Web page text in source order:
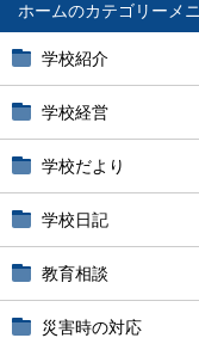
ホーム
学校紹介
学校経営
学校だより
学校日記
教育相談
災害時の対応